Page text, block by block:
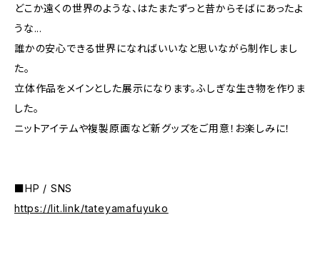
どこか遠くの世界のような、はたまたずっと昔からそばにあったよ
うな...
誰かの安心できる世界になればいいなと思いながら制作しまし
た。
立体作品をメインとした展示になります。ふしぎな生き物を作りま
した。
ニットアイテムや複製原画など新グッズをご用意！お楽しみに！
■HP / SNS
https://lit.link/tateyamafuyuko